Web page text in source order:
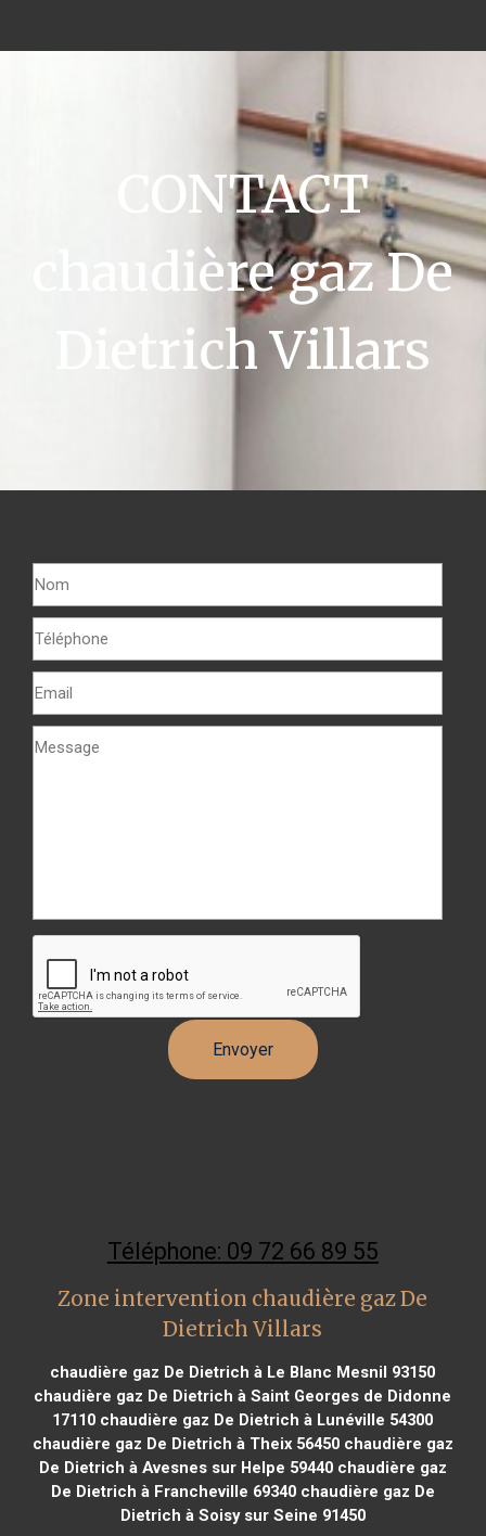
CONTACT
chaudière gaz De
Dietrich Villars
Téléphone: 09 72 66 89 55
Zone intervention chaudière gaz De
Dietrich Villars
chaudière gaz De Dietrich à Le Blanc Mesnil 93150
chaudière gaz De Dietrich à Saint Georges de Didonne
17110 chaudière gaz De Dietrich à Lunéville 54300
chaudière gaz De Dietrich à Theix 56450chaudière gaz
De Dietrich à Avesnes sur Helpe 59440chaudière gaz
De Dietrich à Francheville 69340chaudière gaz De
Dietrich à Soisy sur Seine 91450